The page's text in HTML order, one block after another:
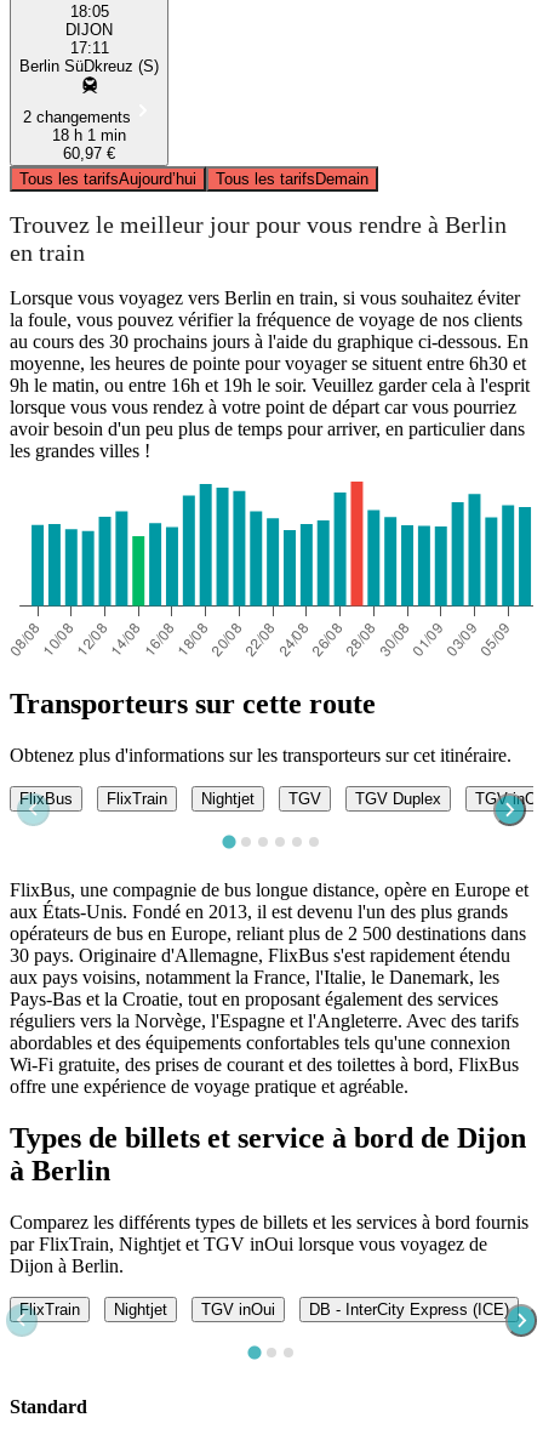
18:05
DIJON
17:11
Berlin SüDkreuz (S)
2 changements
18 h 1 min
60,97 €
Tous les tarifsAujourd’hui Tous les tarifsDemain
Trouvez le meilleur jour pour vous rendre à Berlin
en train
Lorsque vous voyagez vers Berlin en train, si vous souhaitez éviter
la foule, vous pouvez vérifier la fréquence de voyage de nos clients
au cours des 30 prochains jours à l'aide du graphique ci-dessous. En
moyenne, les heures de pointe pour voyager se situent entre 6h30 et
9h le matin, ou entre 16h et 19h le soir. Veuillez garder cela à l'esprit
lorsque vous vous rendez à votre point de départ car vous pourriez
avoir besoin d'un peu plus de temps pour arriver, en particulier dans
les grandes villes !
Transporteurs sur cette route
Obtenez plus d'informations sur les transporteurs sur cet itinéraire.
FlixBus FlixTrain Nightjet TGV TGV Duplex TGV
FlixBus, une compagnie de bus longue distance, opère en Europe et
aux États-Unis. Fondé en 2013, il est devenu l'un des plus grands
opérateurs de bus en Europe, reliant plus de 2 500 destinations dans
30 pays. Originaire d'Allemagne, FlixBus s'est rapidement étendu
aux pays voisins, notamment la France, l'Italie, le Danemark, les
Pays-Bas et la Croatie, tout en proposant également des services
réguliers vers la Norvège, l'Espagne et l'Angleterre. Avec des tarifs
abordables et des équipements confortables tels qu'une connexion
Wi-Fi gratuite, des prises de courant et des toilettes à bord, FlixBus
offre une expérience de voyage pratique et agréable.
Types de billets et service à bord de Dijon
à Berlin
Comparez les différents types de billets et les services à bord fournis
par FlixTrain, Nightjet et TGV inOui lorsque vous voyagez de
Dijon à Berlin.
FlixTrain Nightjet TGV inOui DB - InterCity Express (ICE)
Standard